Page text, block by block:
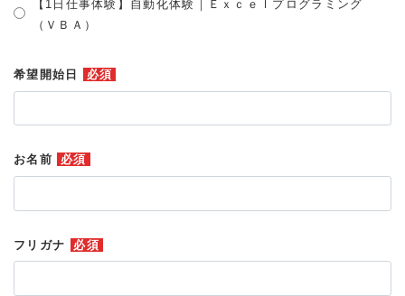
【1日仕事体験】自動化体験｜Ｅｘｃｅｌプログラミング
（ＶＢＡ）
希望開始日 必須
お名前 必須
フリガナ 必須